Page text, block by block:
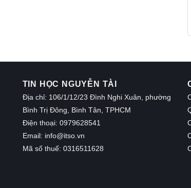
TIN HỌC NGUYỄN TÀI
Địa chỉ: 106/1/12/23 Đình Nghi Xuân, phường
Bình Trị Đông, Bình Tân, TPHCM
Điện thoại: 0979628541
Email: info@itso.vn
Mã số thuế: 0316511628